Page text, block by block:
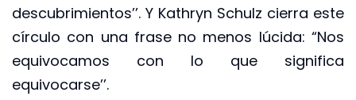
descubrimientos’’. Y Kathryn Schulz cierra este
círculo con una frase no menos lúcida: “Nos
equivocamos con lo que significa
equivocarse’’.